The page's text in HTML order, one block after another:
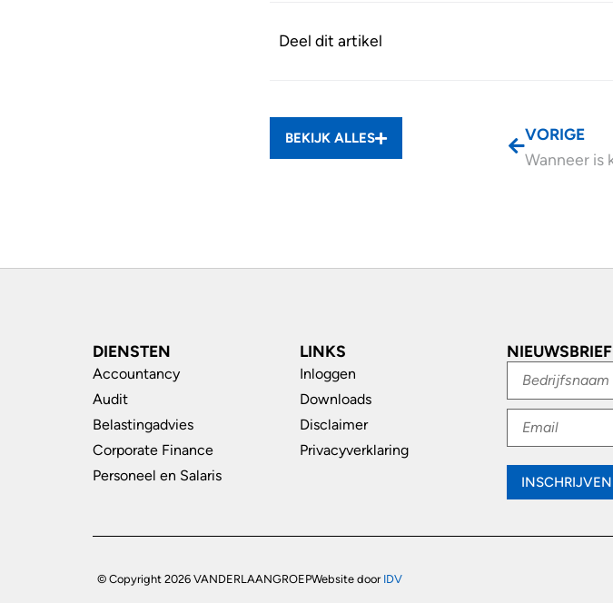
Deel dit artikel
BEKIJK ALLES
VORIGE
DIENSTEN
Accountancy
Audit
Belastingadvies
Corporate Finance
Personeel en Salaris
LINKS
Inloggen
Downloads
Disclaimer
Privacyverklaring
NIEUWSBRIEF
INSCHRIJVEN
© Copyright 2026 VANDERLAANGROEPWebsite door IDV